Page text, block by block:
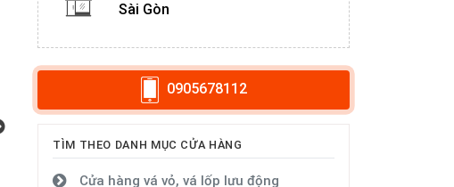
Sài Gòn
0905678112
TÌM THEO DANH MỤC CỬA HÀNG
Cửa hàng vá vỏ, vá lốp lưu động